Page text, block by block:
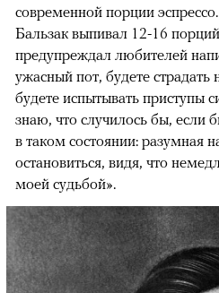
современной порции
Бальзак выпивал 12-16
предупреждал любителей
ужасный пот, будете страдать
будете испытывать приступы
знаю, что случилось бы, если
в таком состоянии: разумная
остановиться, видя, что
моей судьбой».